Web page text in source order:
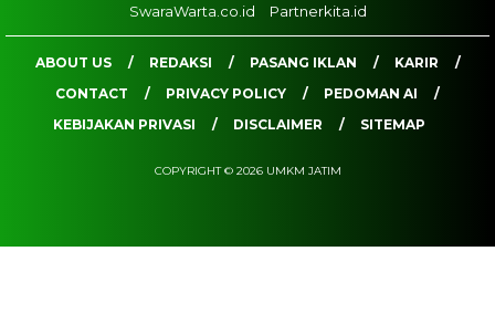
SwaraWarta.co.id
Partnerkita.id
ABOUT US REDAKSI PASANG IKLAN
KARIR
CONTACT
PRIVACY POLICY
PEDOMAN AI
KEBIJAKAN PRIVASI
DISCLAIMER SITEMAP
COPYRIGHT © 2026 UMKM JATIM